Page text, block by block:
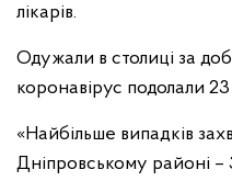
лікарів.
Одужали в столиці за
коронавірус подолали
«Найбільше випадків
Дніпровському районі –